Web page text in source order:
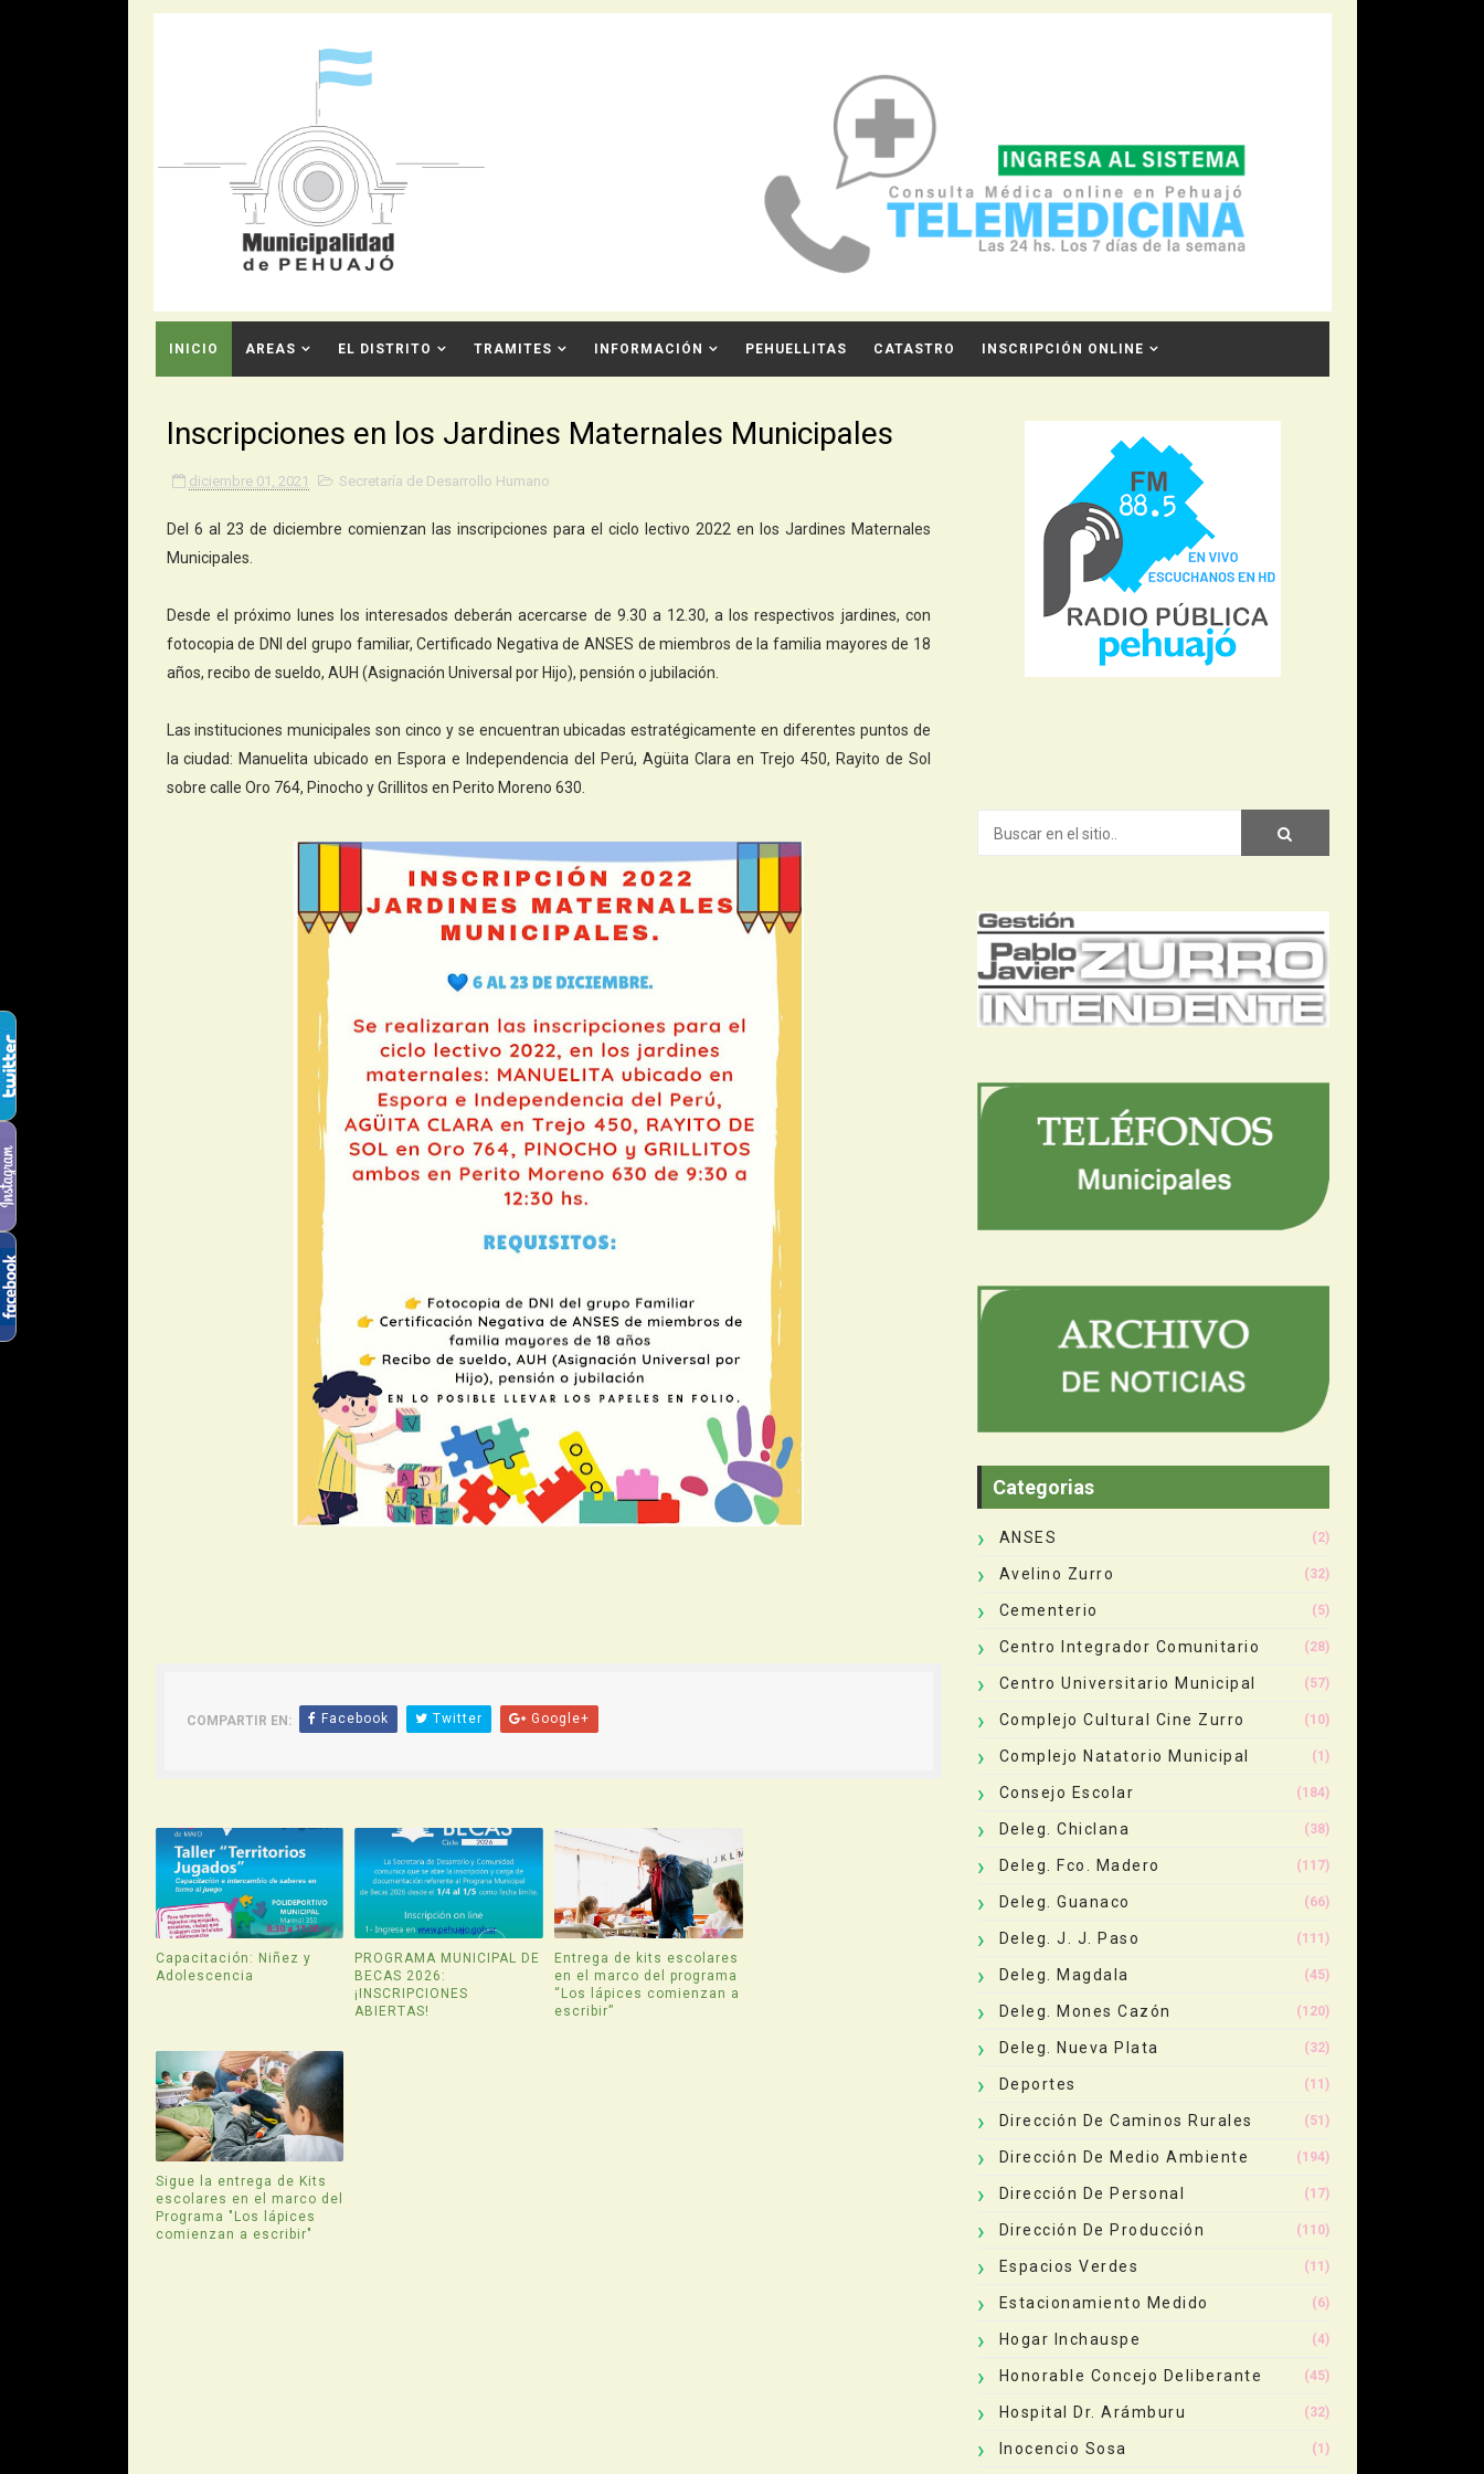
INICIO AREAS EL DISTRITO TRAMITES INFORMACIÓN PEHUELLITAS CATASTRO INSCRIPCIÓN ONLINE
Inscripciones en los Jardines Maternales Municipales
diciembre 01, 2021 Secretaría de Desarrollo Humano
Del 6 al 23 de diciembre comienzan las inscripciones para el ciclo lectivo 2022 en los Jardines Maternales
Municipales.
Desde el próximo lunes los interesados deberán acercarse de 9.30 a 12.30, a los respectivos jardines, con
fotocopia de DNI del grupo familiar, Certificado Negativa de ANSES de miembros de la familia mayores de 18
años, recibo de sueldo, AUH (Asignación Universal por Hijo), pensión o jubilación.
Las instituciones municipales son cinco y se encuentran ubicadas estratégicamente en diferentes puntos de
la ciudad: Manuelita ubicado en Espora e Independencia del Perú, Agüita Clara en Trejo 450, Rayito de Sol
sobre calle Oro 764, Pinocho y Grillitos en Perito Moreno 630.
COMPARTIR EN: Facebook Twitter Google+
Capacitación: Niñez y
Adolescencia
PROGRAMA MUNICIPAL DE
BECAS 2026:
¡INSCRIPCIONES
ABIERTAS!
Entrega de kits escolares
en el marco del programa
“Los lápices comienzan a
escribir”
Sigue la entrega de Kits
escolares en el marco del
Programa "Los lápices
comienzan a escribir"
Categorias
ANSES (2)
Avelino Zurro (32)
Cementerio (5)
Centro Integrador Comunitario (28)
Centro Universitario Municipal (57)
Complejo Cultural Cine Zurro (10)
Complejo Natatorio Municipal (1)
Consejo Escolar (184)
Deleg. Chiclana (38)
Deleg. Fco. Madero (117)
Deleg. Guanaco (66)
Deleg. J. J. Paso (111)
Deleg. Magdala (45)
Deleg. Mones Cazón (120)
Deleg. Nueva Plata (32)
Deportes (11)
Dirección De Caminos Rurales (51)
Dirección De Medio Ambiente (194)
Dirección De Personal (17)
Dirección De Producción (110)
Espacios Verdes (11)
Estacionamiento Medido (6)
Hogar Inchauspe (4)
Honorable Concejo Deliberante (45)
Hospital Dr. Arámburu (32)
Inocencio Sosa (1)